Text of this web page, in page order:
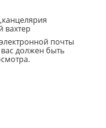
вахтер
почты
должен быть